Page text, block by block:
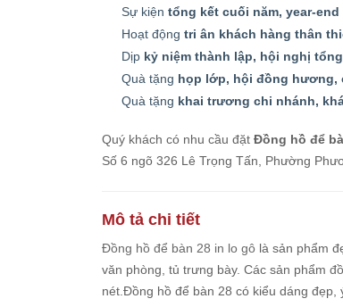
Sự kiện tổng kết cuối năm, year-end
Hoạt động tri ân khách hàng thân
Dịp kỷ niệm thành lập, hội nghị
Quà tặng họp lớp, hội đồng hương,
Quà tặng khai trương chi nhánh,
Quý khách có nhu cầu đặt Đồng hồ để
Số 6 ngõ 326 Lê Trọng Tấn, Phường
Mô tả chi tiết
Đồng hồ để bàn 28 in lo gô là sản phẩm
văn phòng, tủ trưng bày. Các sản phẩm
nét.Đồng hồ để bàn 28 có kiểu dáng đẹp,